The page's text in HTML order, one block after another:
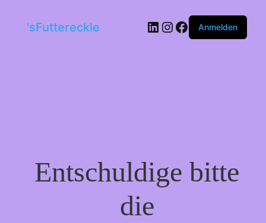
'sFuttereckle LinkedIn
Instagram
Facebook
Anmelden
Entschuldige bitte
die